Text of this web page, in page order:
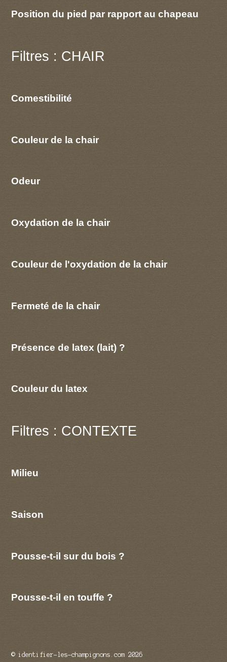
Position du pied par rapport au chapeau
Filtres : CHAIR
Comestibilité
Couleur de la chair
Odeur
Oxydation de la chair
Couleur de l'oxydation de la chair
Fermeté de la chair
Présence de latex (lait) ?
Couleur du latex
Filtres : CONTEXTE
Milieu
Saison
Pousse-t-il sur du bois ?
Pousse-t-il en touffe ?
© identifier-les-champignons.com 2026